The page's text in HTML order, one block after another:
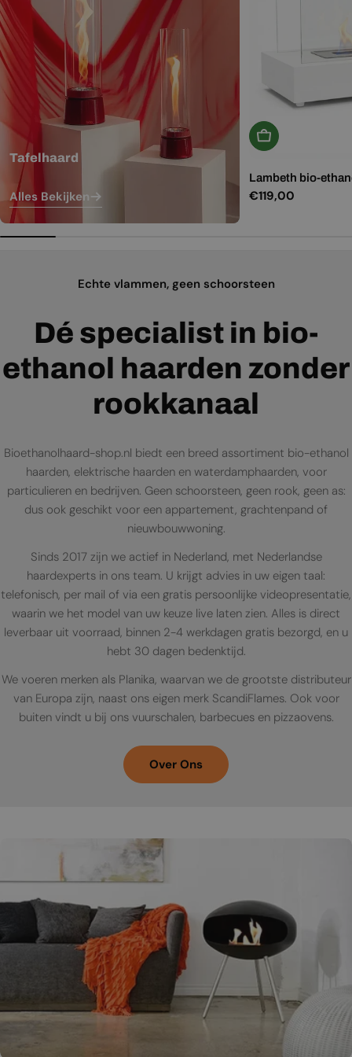
Tafelhaard
Alles Bekijken
In Winkelwagen
Lambeth bio-
Normale
€119,00
Echte vlammen, geen schoorsteen
Dé specialist in bio-
ethanol haarden zonder
rookkanaal
Bioethanolhaard-shop.nl biedt een breed assortiment bio-ethanol
haarden, elektrische haarden en waterdamphaarden, voor
particulieren en bedrijven. Geen schoorsteen, geen rook, geen as:
dus ook geschikt voor een appartement, grachtenpand of
nieuwbouwwoning.
Sinds 2017 zijn we actief in Nederland, met Nederlandse
haardexperts in ons team. U krijgt advies in uw eigen taal:
telefonisch, per mail of via een gratis persoonlijke videopresentatie,
waarin we het model van uw keuze live laten zien. Alles is direct
leverbaar uit voorraad, binnen 2-4 werkdagen gratis bezorgd, en u
hebt 30 dagen bedenktijd.
We voeren merken als Planika, waarvan we de grootste distributeur
van Europa zijn, naast ons eigen merk ScandiFlames. Ook voor
buiten vindt u bij ons vuurschalen, barbecues en pizzaovens.
Over Ons